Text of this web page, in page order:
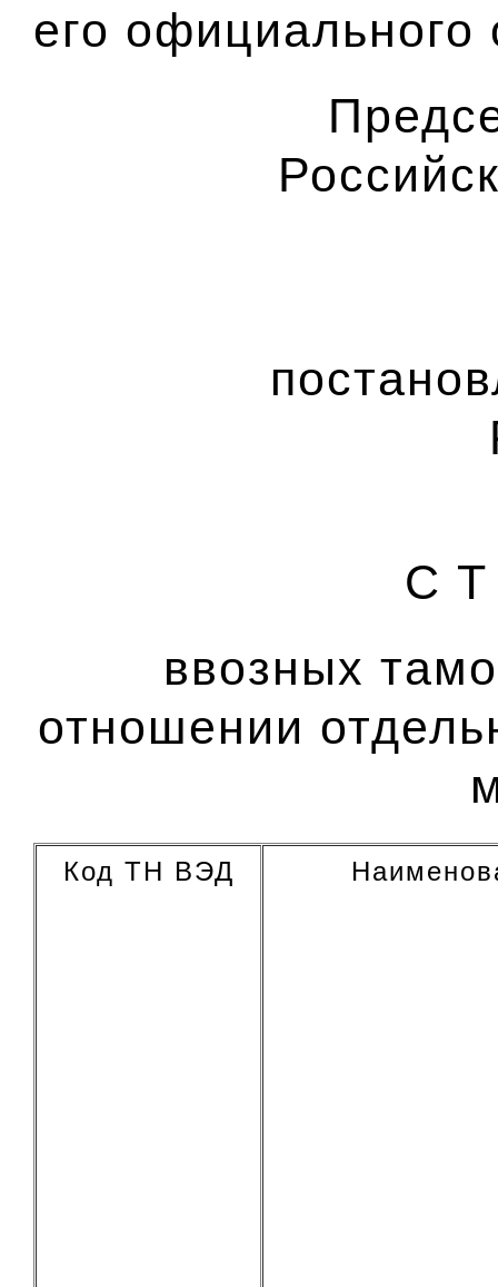
его официального
С
ввозных
отношении
Код ТН ВЭД